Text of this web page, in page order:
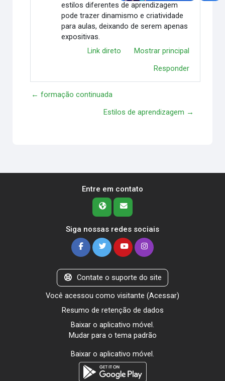
estilos diferentes de aprendizagem
pode trazer dinamismo e criatividade
para aulas, deixando de serem apenas
expositivas.
Link direto
Mostrar principal
Responder
← formação continuada
Estilos de aprendizagem →
Entre em contato
Siga nossas redes sociais
Contate o suporte do site
Você acessou como visitante (Acessar)
Resumo de retenção de dados
Baixar o aplicativo móvel.
Mudar para o tema padrão
Baixar o aplicativo móvel.